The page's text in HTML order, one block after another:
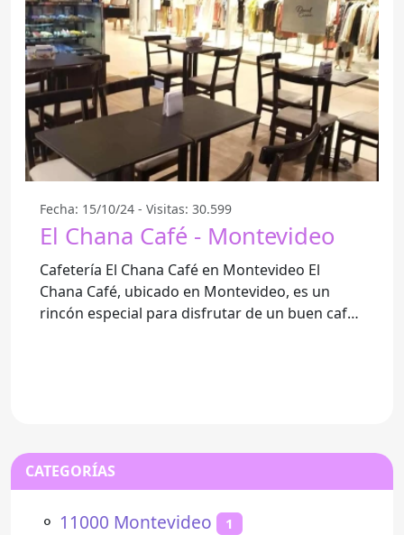
Fecha: 15/10/24 - Visitas: 30.599
El Chana Café - Montevideo
Cafetería El Chana Café en Montevideo El
Chana Café, ubicado en Montevideo, es un
rincón especial para disfrutar de un buen café
CATEGORÍAS
⚬ 11000 Montevideo 1